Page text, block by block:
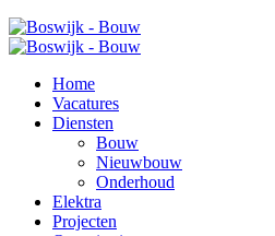
Home
Vacatures
Diensten
Bouw
Nieuwbouw
Onderhoud
Elektra
Projecten